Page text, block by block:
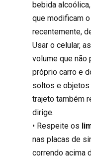
bebida
que modificam
recentemente,
Usar o celular,
volume que
próprio carro e
soltos e objetos
trajeto também
dirige.
• Respeite os
nas placas de
correndo acima